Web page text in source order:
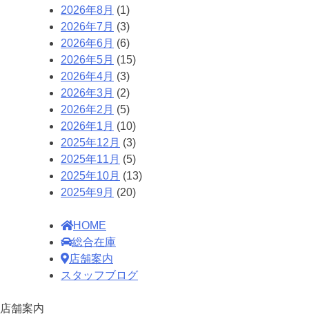
2026年8月 (1)
2026年7月 (3)
2026年6月 (6)
2026年5月 (15)
2026年4月 (3)
2026年3月 (2)
2026年2月 (5)
2026年1月 (10)
2025年12月 (3)
2025年11月 (5)
2025年10月 (13)
2025年9月 (20)
HOME
総合在庫
店舗案内
スタッフブログ
店舗案内